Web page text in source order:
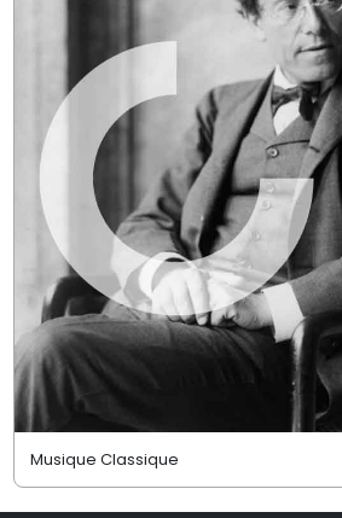
Musique Classique